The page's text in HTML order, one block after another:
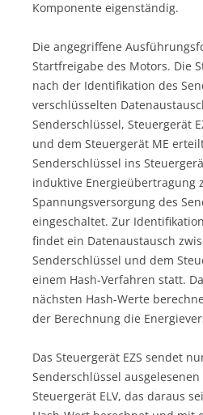
Komponente eigenständig.
Die angegriffene
Startfreigabe des Motors. Die
nach der Identifikation des
verschlüsselten
Senderschlüssel, Steuergerät
und dem Steuergerät ME
Senderschlüssel ins
induktive Energieübertragung
Spannungsversorgung des
eingeschaltet. Zur
findet ein Datenaustausch
Senderschlüssel und dem
einem Hash-Verfahren statt.
nächsten Hash-Werte
der Berechnung die
Das Steuergerät EZS sendet
Senderschlüssel
Steuergerät ELV, das daraus